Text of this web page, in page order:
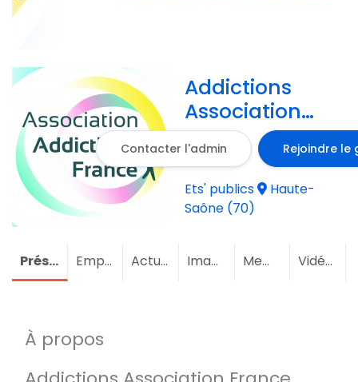
Addictions
Association
France
Contacter l'admin Rejoindre le
Ets' publics
Haute-
Saône (70)
Présentation Emploi Actualités Images Membres (2)Vidéos
À propos